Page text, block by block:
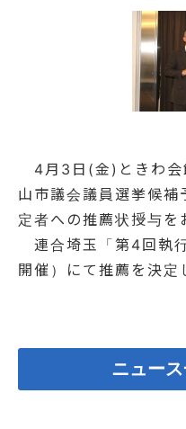
4月3日(金)ときわ会
山市議会議員選挙候
定者への推薦状授与を
連合埼玉「第4回執
開催）にて推薦を決定
ニュー